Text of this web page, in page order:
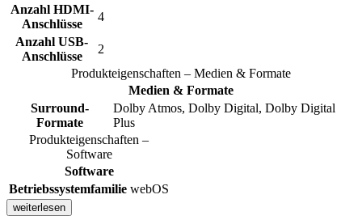
Anzahl HDMI-
Anschlüsse
4
Anzahl USB-
Anschlüsse
2
Produkteigenschaften – Medien & Formate
Medien & Formate
Surround-
Formate
Dolby Atmos, Dolby Digital, Dolby Digital
Plus
Produkteigenschaften –
Software
Software
Betriebssystemfamilie webOS
weiterlesen